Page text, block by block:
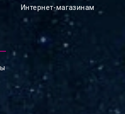
Интернет-магазинам